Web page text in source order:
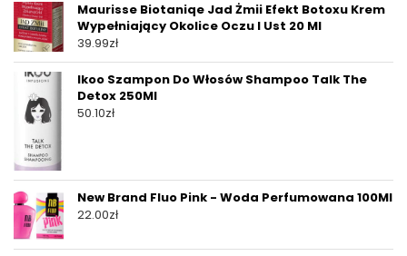
Maurisse Biotaniqe Jad Żmii Efekt Botoxu Krem
Wypełniający Okolice Oczu I Ust 20 Ml
39.99zł
Ikoo Szampon Do Włosów Shampoo Talk The
Detox 250Ml
50.10zł
New Brand Fluo Pink - Woda Perfumowana 100Ml
22.00zł